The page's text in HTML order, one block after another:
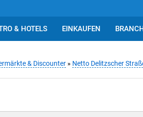
& HOTELS EINKAUFEN
& Discounter » Netto Delitzscher